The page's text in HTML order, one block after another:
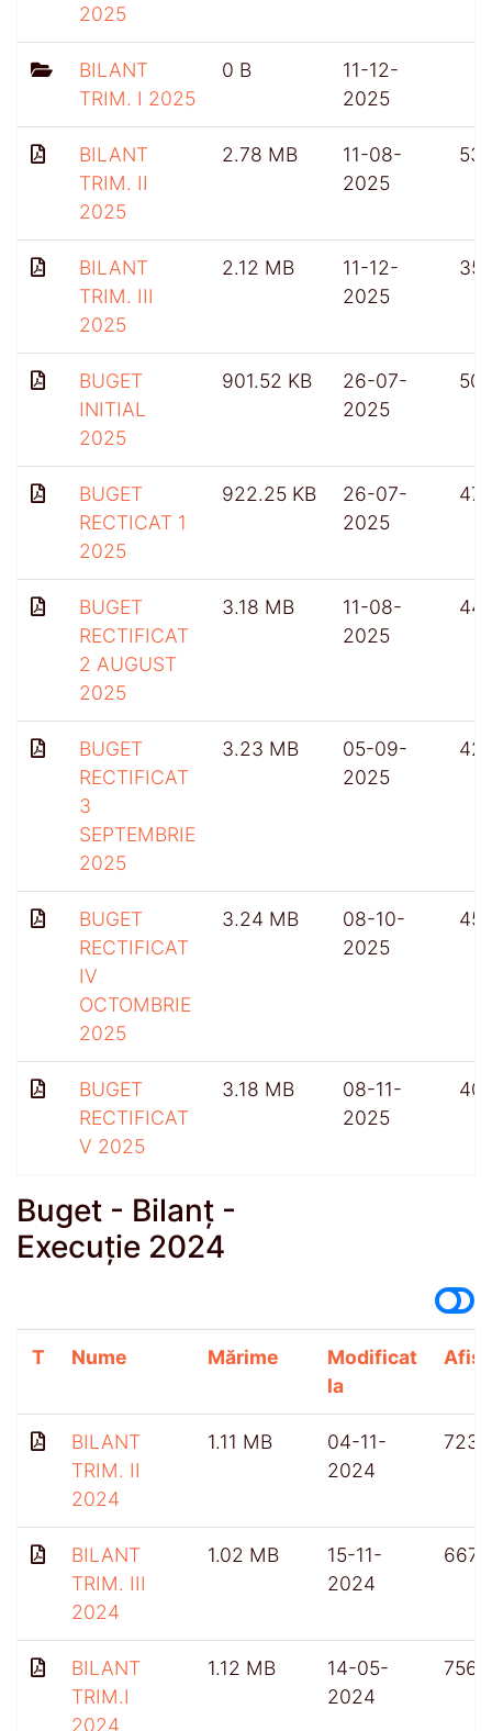
2025
BILANT
TRIM. I 2025
0 B
11-12-
2025
BILANT
TRIM. II
2025
2.78 MB
11-08-
2025
BILANT
TRIM. III
2025
2.12 MB
11-12-
2025
BUGET
INITIAL
2025
901.52 KB
26-07-
2025
505
BUGET
RECTICAT 1
2025
922.25 KB
26-07-
2025
BUGET
RECTIFICAT
2 AUGUST
2025
3.18 MB
11-08-
2025
BUGET
RECTIFICAT
3
SEPTEMBRIE
2025
3.23 MB
05-09-
2025
BUGET
RECTIFICAT
IV
OCTOMBRIE
2025
3.24 MB
08-10-
2025
BUGET
RECTIFICAT
V 2025
3.18 MB
08-11-
2025
Buget - Bilanț -
Execuție 2024
T Nume Mărime
Modificat
la
BILANT
TRIM. II
2024
1.11 MB
04-11-
2024
723
BILANT
TRIM. III
2024
1.02 MB
15-11-
2024
667
BILANT
TRIM.I
2024
1.12 MB
14-05-
2024
756